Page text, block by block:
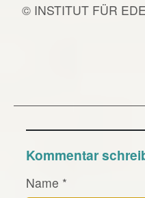
© INSTITUT FÜR
Kommentar
Name *